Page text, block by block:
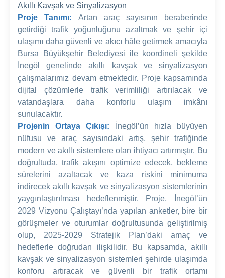
Akıllı Kavşak ve Sinyalizasyon
Proje Tanımı: Artan araç sayısının beraberinde
getirdiği trafik yoğunluğunu azaltmak ve şehir içi
ulaşımı daha güvenli ve akıcı hâle getirmek amacıyla
Bursa Büyükşehir Belediyesi ile koordineli şekilde
İnegöl genelinde akıllı kavşak ve sinyalizasyon
çalışmalarımız devam etmektedir. Proje kapsamında
dijital çözümlerle trafik verimliliği artırılacak ve
vatandaşlara daha konforlu ulaşım imkânı
sunulacaktır.
Projenin Ortaya Çıkışı:
İnegöl’ün hızla büyüyen
nüfusu ve araç sayısındaki artış, şehir trafiğinde
modern ve akıllı sistemlere olan ihtiyacı artırmıştır. Bu
doğrultuda, trafik akışını optimize edecek, bekleme
sürelerini azaltacak ve kaza riskini minimuma
indirecek akıllı kavşak ve sinyalizasyon sistemlerinin
yaygınlaştırılması hedeflenmiştir. Proje, İnegöl’ün
2029 Vizyonu Çalıştayı’nda yapılan anketler, bire bir
görüşmeler ve oturumlar doğrultusunda geliştirilmiş
olup, 2025-2029 Stratejik Plan’daki amaç ve
hedeflerle doğrudan ilişkilidir. Bu kapsamda, akıllı
kavşak ve sinyalizasyon sistemleri şehirde ulaşımda
konforu artıracak ve güvenli bir trafik ortamı